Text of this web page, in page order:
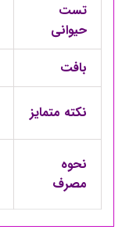
تست
حیوانی
بافت
نکته متمایز
نحوه
مصرف